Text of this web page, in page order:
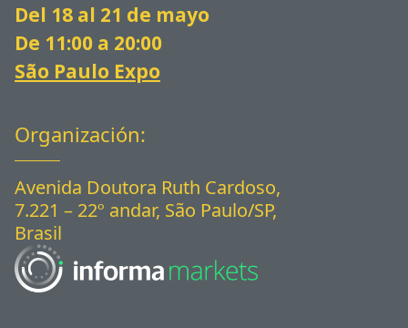
Del 18 al 21 de mayo
De 11:00 a 20:00
São Paulo Expo
Organización:
Avenida Doutora Ruth Cardoso,
7.221 – 22º andar, São Paulo/SP,
Brasil